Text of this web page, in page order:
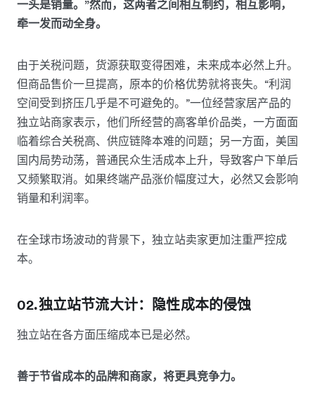
一头是销量。”然而，这两者之间相互制约，相互影响，
牵一发而动全身。
由于关税问题，货源获取变得困难，未来成本必然上升。
但商品售价一旦提高，原本的价格优势就将丧失。“利润
空间受到挤压几乎是不可避免的。”一位经营家居产品的
独立站商家表示，他们所经营的高客单价品类，一方面面
临着综合关税高、供应链降本难的问题；另一方面，美国
国内局势动荡，普通民众生活成本上升，导致客户下单后
又频繁取消。如果终端产品涨价幅度过大，必然又会影响
销量和利润率。
在全球市场波动的背景下，独立站卖家更加注重严控成
本。
02.独立站节流大计：隐性成本的侵蚀
独立站在各方面压缩成本已是必然。
善于节省成本的品牌和商家，将更具竞争力。